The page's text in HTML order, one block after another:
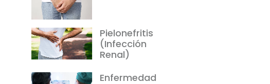
Pielonefritis
(Infección
Renal)
Enfermedad